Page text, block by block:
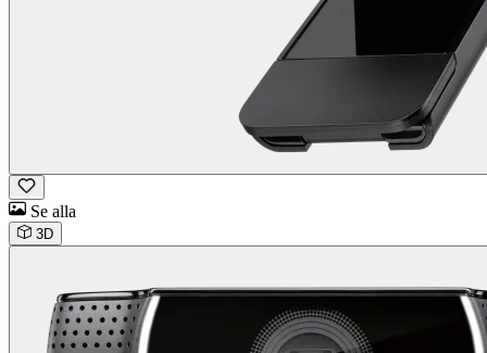
Se alla
3D